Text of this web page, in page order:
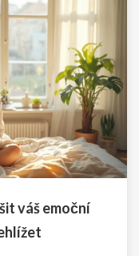
váš emoční